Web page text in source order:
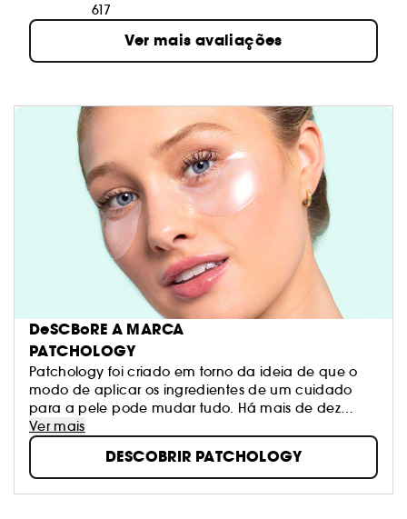
617
Ver mais avaliações
DeSCBoRE A MARCA
PATCHOLOGY
Patchology foi criado em torno da ideia de que o
modo de aplicar os ingredientes de um cuidado
para a pele pode mudar tudo. Há mais de dez
anos, a equipa fundadora começou a desenvolver
tecnologias de patch para o domínio médico.
Atualmente, a marca continua a expandia esta
especialização para criar produtos que trabalham
mais depressa nas zonas direcionadas. Patchology
Ver mais
DESCOBRIR PATCHOLOGY